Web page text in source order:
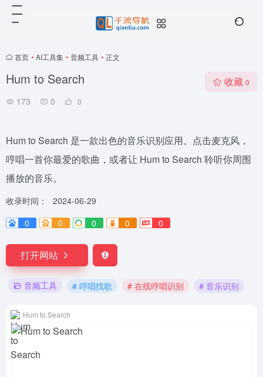
首页 • AI工具集 • 音频工具 • 正文
Hum to Search
173 0 0
收藏 0
Hum to Search 是一款出色的音乐识别应用。点击麦克风，
哼唱一首你最爱的歌曲，或者让 Hum to Search 聆听你周围
播放的音乐。
收录时间：
2024-06-29
0
0 0 0 0
打开网站
音频工具 # 哼唱找歌 # 在线哼唱识别 # 音乐识别
Hum to Search